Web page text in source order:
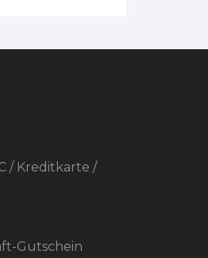
/ Kreditkarte /
Gutschein